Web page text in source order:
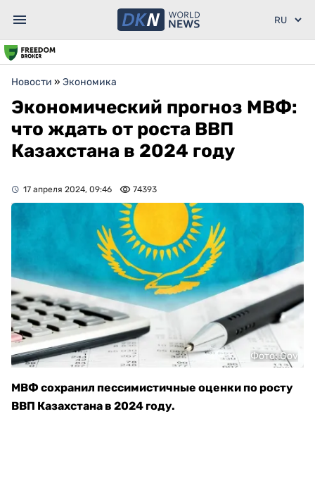
Новости » Экономика
Экономический прогноз МВФ:
что ждать от роста ВВП
Казахстана в 2024 году
17 апреля 2024, 09:46 74393
Фото: Gov
МВФ сохранил пессимистичные оценки по росту
ВВП Казахстана в 2024 году.